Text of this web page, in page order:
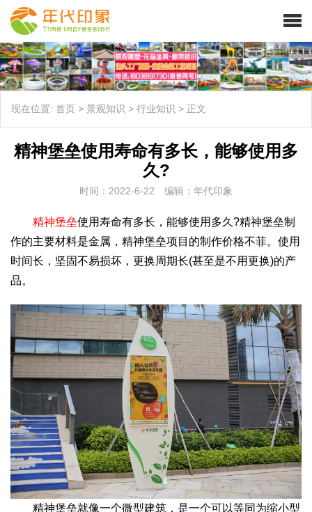
现在位置: 首页 > 景观知识 > 行业知识 > 正文
精神堡垒使用寿命有多长，能够使用多
久?
时间：2022-6-22 编辑：年代印象
精神堡垒使用寿命有多长，能够使用多久?精神堡垒制
作的主要材料是金属，精神堡垒项目的制作价格不菲。使用
时间长，坚固不易损坏，更换周期长(甚至是不用更换)的产
品。
精神堡垒就像一个微型建筑，是一个可以等同为缩小型